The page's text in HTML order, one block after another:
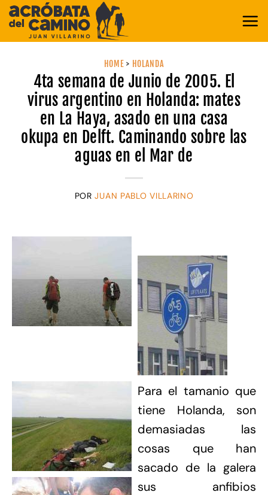
Saltar
contenido
HOME > HOLANDA
4ta semana de Junio de 2005. El
virus argentino en Holanda: mates
en La Haya, asado en una casa
okupa en Delft. Caminando sobre las
aguas en el Mar de
PORJUAN PABLO VILLARINO
Para el tamanio que
tiene Holanda, son
demasiadas las
cosas que han
sacado de la galera
sus anfibios